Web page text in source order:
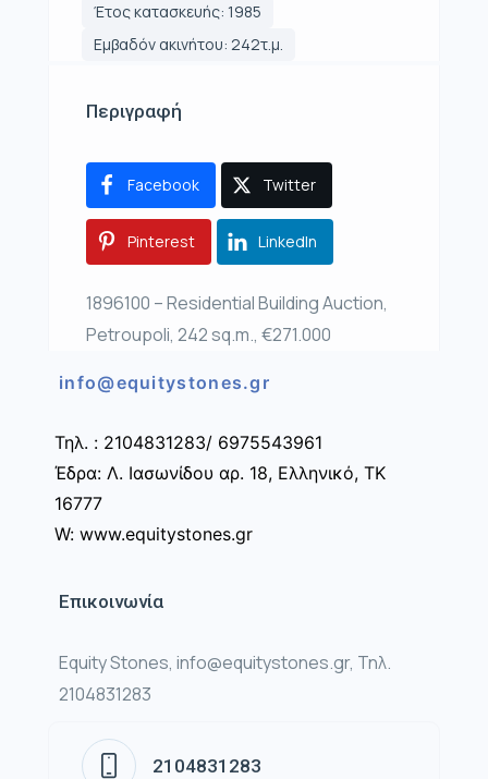
Έτος κατασκευής: 1985
Εμβαδόν ακινήτου: 242τ.μ.
Περιγραφή
Facebook Twitter
Pinterest LinkedIn
1896100 – Residential Building Auction,
Petroupoli, 242 sq.m., €271.000
info@equitystones.gr
Τηλ. : 2104831283/ 6975543961
Έδρα: Λ. Ιασωνίδου αρ. 18, Ελληνικό, ΤΚ
16777
W: www.equitystones.gr
Επικοινωνία
Equity Stones, info@equitystones.gr, Τηλ.
2104831283
2104831283